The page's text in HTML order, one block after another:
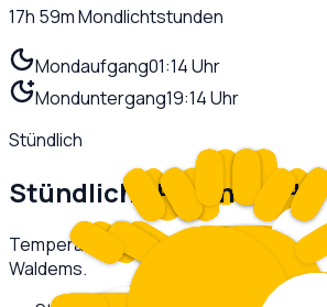
17h 59mMondlichtstunden
Mondaufgang01:14 Uhr
Monduntergang19:14 Uhr
Stündlich
Stündliche Prognose
Temperatur und Niederschlag im
Waldems.